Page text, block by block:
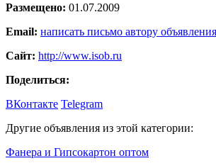
Размещено: 01.07.2009
Email: написать письмо автору объявления
Сайт: http://www.isob.ru
Поделиться:
ВКонтакте Telegram
Другие объявления из этой категории:
Фанера и Гипсокартон оптом